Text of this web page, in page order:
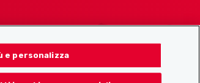
e personalizza